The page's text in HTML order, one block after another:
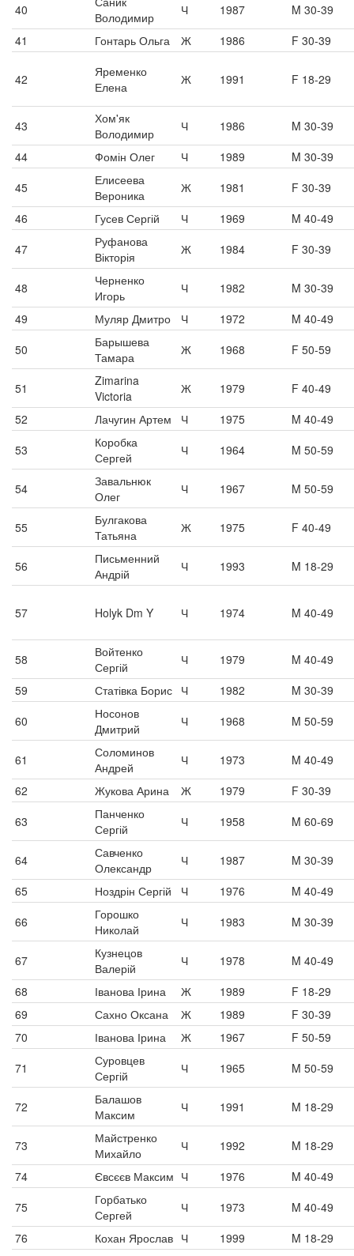
40
Володимир
Ч 1987
M 30-39
41
Гонтарь Ольга Ж 1986 F 30-39
42
Яременко
Елена
Ж 1991 F 18-29
43
Хом'як
Володимир
Ч 1986
M 30-39
44
Фомін Олег Ч 1989
M 30-39
45
Елисеева
Вероника
Ж 1981
F 30-39
46
Гусев Сергій Ч 1969
M 40-49
47
Руфанова
Вікторія
Ж 1984 F 30-39
48
Черненко
Игорь
Ч 1982
M 30-39
49
Муляр Дмитро Ч 1972
M 40-49
50
Барышева
Тамара
Ж 1968 F 50-59
51
Zimarina
Victoria
Ж 1979
F 40-49
52
Лачугин Артем Ч 1975
M 40-49
53
Коробка
Сергей
Ч 1964 M 50-59
54
Завальнюк
Олег
Ч 1967 M 50-59
55
Булгакова
Татьяна
Ж 1975 F 40-49
56
Письменний
Андрій
Ч 1993 M 18-29
57 Holyk Dm Y Ч 1974 M 40-49
58
Войтенко
Сергій
Ч 1979
M 40-49
59
Статівка Борис Ч 1982
M 30-39
60
Носонов
Дмитрий
Ч 1968 M 50-59
61
Соломинов
Андрей
Ч 1973
M 40-49
62
Жукова Арина Ж 1979
F 30-39
63
Панченко
Сергій
Ч 1958 M 60-69
64
Савченко
Олександр
Ч 1987
M 30-39
65
Ноздрін Сергій Ч 1976
M 40-49
66
Горошко
Николай
Ч 1983 M 30-39
67
Кузнецов
Валерій
Ч 1978
M 40-49
68
Іванова Ірина Ж 1989
F 18-29
69
Сахно Оксана Ж 1989
F 30-39
70
Іванова Ірина Ж 1967
F 50-59
71
Суровцев
Сергій
Ч 1965 M 50-59
72
Балашов
Максим
Ч 1991 M 18-29
73
Майстренко
Михайло
Ч 1992
M 18-29
74
Євсєєв Максим Ч 1976
M 40-49
75
Горбатько
Сергей
Ч 1973
M 40-49
76
Кохан Ярослав Ч 1999
M 18-29